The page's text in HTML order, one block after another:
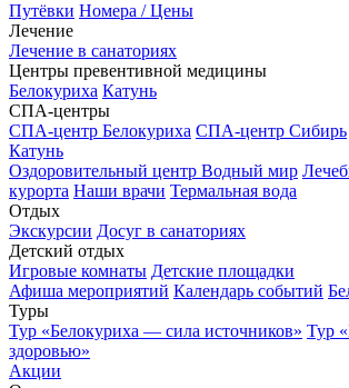
Путёвки Номера / Цены
Лечение
Лечение в санаториях
Центры превентивной медицины
Белокуриха Катунь
СПА-центры
СПА-центр Белокуриха СПА-центр Сибирь
Катунь
Оздоровительный центр Водный мир
курорта Наши врачи Термальная вода
Отдых
Экскурсии Досуг в санаториях
Детский отдых
Игровые комнаты Детские площадки
Афиша мероприятий Календарь событий
Туры
Тур «Белокуриха — сила источников» Тур
здоровью»
Акции